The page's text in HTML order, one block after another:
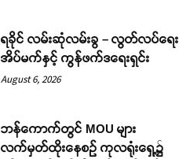
ရခိုင် လမ်းဆုံလမ်းခွ – လွတ်လပ်ရေး
အိပ်မက်နှင့် ကွန်ဖက်ဒရေးရှင်း
August 6, 2026
ဘန်ကောက်တွင် MOU များ
လက်မှတ်ထိုးနေစဉ် ကုလရုံးရှေ့၌